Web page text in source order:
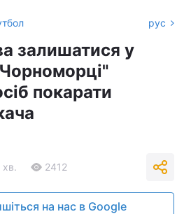
рус
залишатися у
покарати
хв. 2412
на нас в Google